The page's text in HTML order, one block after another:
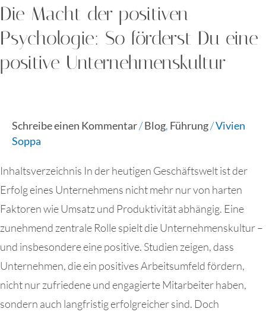
Die Macht der positiven
Psychologie: So förderst Du eine
positive Unternehmenskultur
Schreibe einen Kommentar/Blog, Führung/Vivien
Soppa
Inhaltsverzeichnis In der heutigen Geschäftswelt ist der
Erfolg eines Unternehmens nicht mehr nur von harten
Faktoren wie Umsatz und Produktivität abhängig. Eine
zunehmend zentrale Rolle spielt die Unternehmenskultur –
und insbesondere eine positive. Studien zeigen, dass
Unternehmen, die ein positives Arbeitsumfeld fördern,
nicht nur zufriedene und engagierte Mitarbeiter haben,
sondern auch langfristig erfolgreicher sind. Doch
Unternehmenskultur